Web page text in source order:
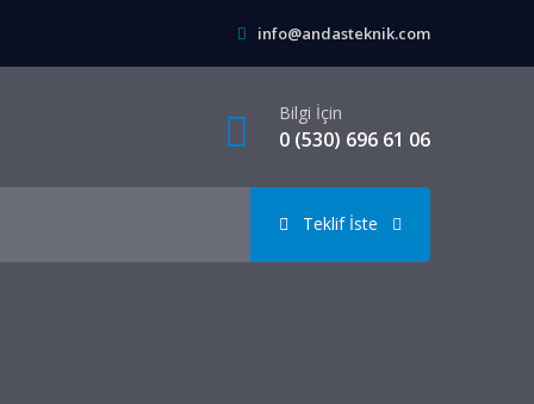
info@andasteknik.com
Bilgi İçin
0 (530) 696 61 06
Teklif İste